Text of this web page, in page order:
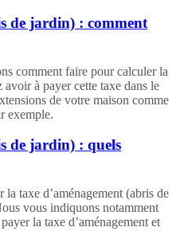
de jardin) : comment
comment faire pour calculer la
avoir à payer cette taxe dans le
de votre maison comme
exemple.
de jardin) : quels
taxe d’aménagement (abris de
vous indiquons notamment
la taxe d’aménagement et